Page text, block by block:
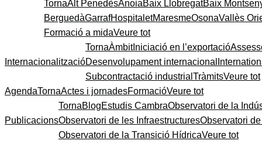
TornaAlt PenedèsAnoiaBaix LlobregatBaix
BerguedàGarrafHospitaletMaresmeOsonaVallès
Formació a midaVeure tot
Internacionalització
TornaÀmbitIniciació en l’exportació
Desenvolupament internacional
Subcontractació industrial TràmitsVeure tot
AgendaTornaActes i jornadesFormacióVeure tot
Publicacions
TornaBlogEstudis CambraObservatori de la
Observatori de les InfraestructuresObservatori
Observatori de la Transició HídricaVeure tot